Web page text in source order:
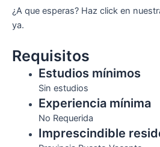
¿A que esperas? Haz click en
ya.
Requisitos
Estudios mínimos
Sin estudios
Experiencia mínima
No Requerida
Imprescindible